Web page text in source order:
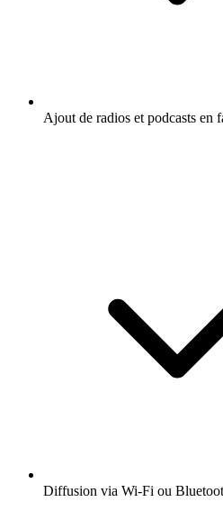
Ajout de radios et podcasts en
Diffusion via Wi-Fi ou